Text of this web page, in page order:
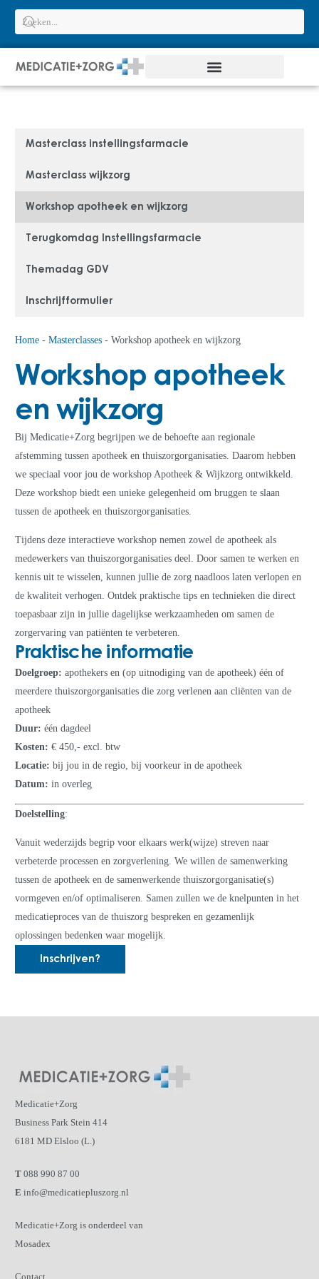
Masterclass instellingsfarmacie
Masterclass wijkzorg
Workshop apotheek en wijkzorg
Terugkomdag Instellingsfarmacie
Themadag GDV
Inschrijfformulier
Home -Masterclasses -Workshop apotheek en wijkzorg
Workshop apotheek
en wijkzorg
Bij Medicatie+Zorg begrijpen we de behoefte aan regionale
afstemming tussen apotheek en thuiszorgorganisaties. Daarom hebben
we speciaal voor jou de workshop Apotheek & Wijkzorg ontwikkeld.
Deze workshop biedt een unieke gelegenheid om bruggen te slaan
tussen de apotheek en thuiszorgorganisaties.
Tijdens deze interactieve workshop nemen zowel de apotheek als
medewerkers van thuiszorgorganisaties deel. Door samen te werken en
kennis uit te wisselen, kunnen jullie de zorg naadloos laten verlopen en
de kwaliteit verhogen. Ontdek praktische tips en technieken die direct
toepasbaar zijn in jullie dagelijkse werkzaamheden om samen de
zorgervaring van patiënten te verbeteren.
Praktische informatie
Doelgroep:apothekers en (op uitnodiging van de apotheek) één of
meerdere thuiszorgorganisaties die zorg verlenen aan cliënten van de
apotheek
Duur: één dagdeel
Kosten: € 450,- excl. btw
Locatie: bij jou in de regio, bij voorkeur in de apotheek
Datum: in overleg
Doelstelling:
Vanuit wederzijds begrip voor elkaars werk(wijze) streven naar
verbeterde processen en zorgverlening. We willen de samenwerking
tussen de apotheek en de samenwerkende thuiszorgorganisatie(s)
vormgeven en/of optimaliseren. Samen zullen we de knelpunten in het
medicatieproces van de thuiszorg bespreken en gezamenlijk
oplossingen bedenken waar mogelijk.
Inschrijven?
Medicatie+Zorg
Business Park Stein 414
6181 MD Elsloo (L.)
T 088 990 87 00
E info@medicatiepluszorg.nl
Medicatie+Zorg is onderdeel van
Mosadex
Contact